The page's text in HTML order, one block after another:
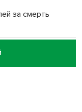
за смерть
смерть
селе лошади